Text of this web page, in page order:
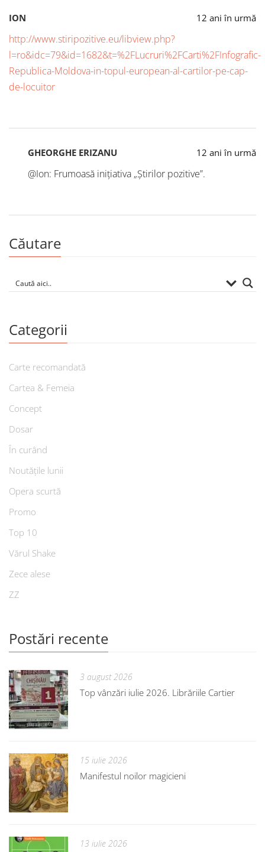
ION 12 ani în urmă
http://www.stiripozitive.eu/libview.php?
l=ro&idc=79&id=1682&t=%2FLucruri%2FCarti%2FInfografic-
Republica-Moldova-in-topul-european-al-cartilor-pe-cap-
de-locuitor
GHEORGHE ERIZANU 12 ani în urmă
@Ion: Frumoasă inițiativa „Știrilor pozitive”.
Căutare
Categorii
Carte recomandată
Cartea & Femeia
Concept
Dosar
În curând
Noutățile lunii
Opera scurtă
Promo
Top 10
Vărul Shake
Zece alese
ZZ
Postări recente
3 august 2026
Top vânzări iulie 2026. Librăriile Cartier
15 iulie 2026
Manifestul noilor magicieni
13 iulie 2026